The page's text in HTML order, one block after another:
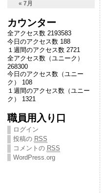
« 7月
カウンター
全アクセス数 2193583
今日のアクセス数 188
１週間のアクセス数 2721
全アクセス数（ユニーク）
268300
今日のアクセス数（ユニー
ク） 108
１週間のアクセス数（ユニー
ク） 1321
職員用入り口
ログイン
投稿の RSS
コメントの RSS
WordPress.org